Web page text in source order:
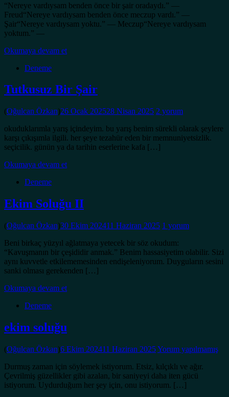
“Nereye vardıysam benden önce bir şair oradaydı.” —
Freud“Nereye vardıysam benden önce meczup vardı.” —
Şair“Nereye vardıysam yoktu.” — Meczup“Nereye vardıysam
yoktum.” —
Okumaya devam et
Deneme
Tutkusuz Bir Şair
(Oğulcan Özkan)26 Ocak 202528 Nisan 2025 2 yorum
okuduklarımla yarış içindeyim. bu yarış benim sürekli olarak şeylere
karşı çıkışımla ilgili. her şeye tezahür eden bir memnuniyetsizlik.
seçicilik. günün ya da tarihin eserlerine kafa […]
Okumaya devam et
Deneme
Ekim Soluğu II
(Oğulcan Özkan)30 Ekim 202411 Haziran 2025 1 yorum
Beni birkaç yüzyıl ağlatmaya yetecek bir söz okudum:
“Kavuşmanın bir çeşididir anmak.” Benim hassasiyetim olabilir. Sizi
aynı kuvvetle etkilememesinden endişeleniyorum. Duyguların sesini
sanki olması gerekenden […]
Okumaya devam et
Deneme
ekim soluğu
(Oğulcan Özkan)6 Ekim 202411 Haziran 2025Yorum yapılmamış
Durmuş zaman için söylemek istiyorum. Etsiz, kılçıklı ve ağır.
Çevrilmiş güzellikler gibi azalan, bir saniyeyi daha iten gücü
istiyorum. Uydurduğum her şey için, onu istiyorum. […]